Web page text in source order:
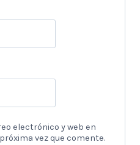
electrónico y web en
vez que comente.